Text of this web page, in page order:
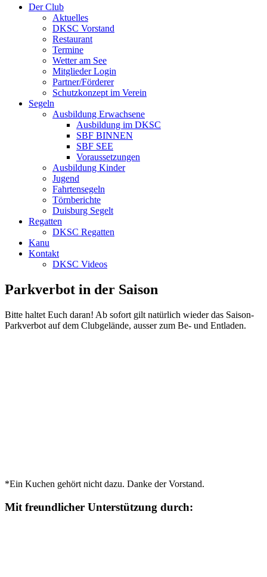
Der Club
Aktuelles
DKSC Vorstand
Restaurant
Termine
Wetter am See
Mitglieder Login
Partner/Förderer
Schutzkonzept im Verein
Segeln
Ausbildung Erwachsene
Ausbildung im DKSC
SBF BINNEN
SBF SEE
Voraussetzungen
Ausbildung Kinder
Jugend
Fahrtensegeln
Törnberichte
Duisburg Segelt
Regatten
DKSC Regatten
Kanu
Kontakt
DKSC Videos
Parkverbot in der Saison
Bitte haltet Euch daran! Ab sofort gilt natürlich wieder das Saison-
Parkverbot auf dem Clubgelände, ausser zum Be- und Entladen.
*Ein Kuchen gehört nicht dazu. Danke der Vorstand.
Mit freundlicher Unterstützung durch: